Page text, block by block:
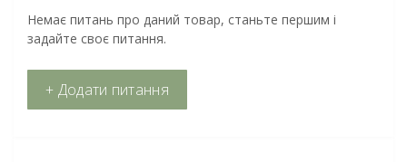
Немає питань про даний товар, станьте першим і
задайте своє питання.
+ Додати питання